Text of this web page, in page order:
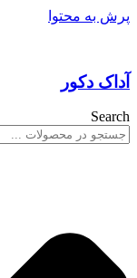
پرش به محتوا
آداک دکور
Search